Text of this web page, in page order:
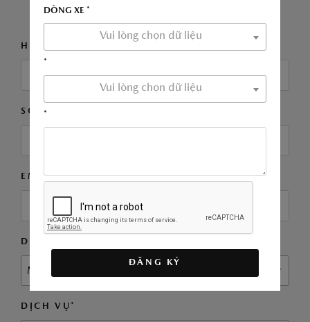
HỌ VÀ TÊN*
SỐ ĐIỆN THOẠI *
EMAIL
DÒNG XE *
MAZDA CX-90
DỊCH VỤ*
DÒNG XE *
Vui lòng chọn dữ liệu
*
Vui lòng chọn dữ liệu
*
ĐĂNG KÝ